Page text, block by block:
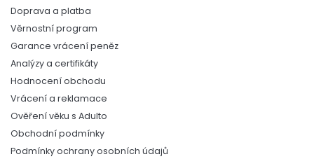
Doprava a platba
Věrnostní program
Garance vrácení peněz
Analýzy a certifikáty
Hodnocení obchodu
Vrácení a reklamace
Ověření věku s Adulto
Obchodní podmínky
Podmínky ochrany osobních údajů